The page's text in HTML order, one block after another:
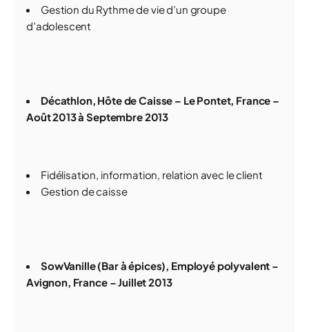
Gestion du Rythme de vie d’un groupe
d’adolescent
Décathlon, Hôte de Caisse – Le Pontet, France –
Août 2013 à Septembre 2013
Fidélisation, information, relation avec le client
Gestion de caisse
SowVanille (Bar à épices), Employé polyvalent –
Avignon, France – Juillet 2013